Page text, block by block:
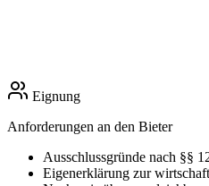
Eignung
Anforderungen an den Bieter
Ausschlussgründe nach §§
Eigenerklärung zur